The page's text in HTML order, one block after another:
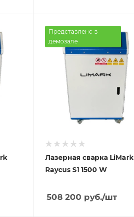
Представлено в
демозале
Лазерная сварка LiMark
Raycus S1 1500 W
508 200 руб./шт